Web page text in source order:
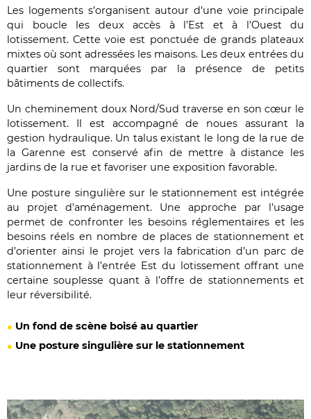
Les logements s’organisent autour d’une voie principale
qui boucle les deux accès à l’Est et à l’Ouest du
lotissement. Cette voie est ponctuée de grands plateaux
mixtes où sont adressées les maisons. Les deux entrées du
quartier sont marquées par la présence de petits
bâtiments de collectifs.
Un cheminement doux Nord/Sud traverse en son cœur le
lotissement. Il est accompagné de noues assurant la
gestion hydraulique. Un talus existant le long de la rue de
la Garenne est conservé afin de mettre à distance les
jardins de la rue et favoriser une exposition favorable.
Une posture singulière sur le stationnement est intégrée
au projet d’aménagement. Une approche par l’usage
permet de confronter les besoins réglementaires et les
besoins réels en nombre de places de stationnement et
d’orienter ainsi le projet vers la fabrication d’un parc de
stationnement à l’entrée Est du lotissement offrant une
certaine souplesse quant à l’offre de stationnements et
leur réversibilité.
Un fond de scène boisé au quartier
Une posture singulière sur le stationnement